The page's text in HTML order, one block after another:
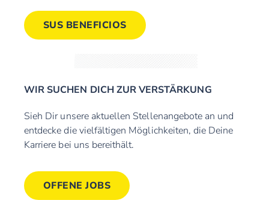
SUS BENEFICIOS
WIR SUCHEN DICH ZUR VERSTÄRKUNG
Sieh Dir unsere aktuellen Stellenangebote an und
entdecke die vielfältigen Möglichkeiten, die Deine
Karriere bei uns bereithält.
OFFENE JOBS